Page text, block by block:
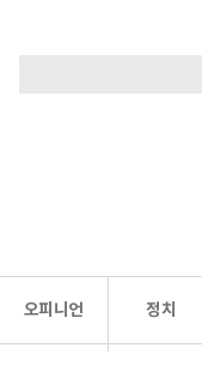
오피니언 정치